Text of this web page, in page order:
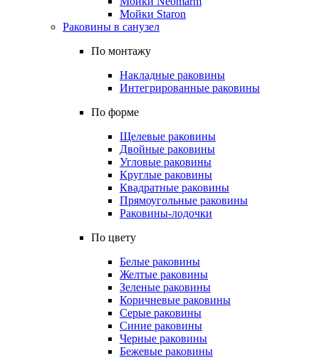
Мойки Staron
Раковины в санузел
По монтажу
Накладные раковины
Интегрированные раковины
По форме
Щелевые раковины
Двойные раковины
Угловые раковины
Круглые раковины
Квадратные раковины
Прямоугольные раковины
Раковины-лодочки
По цвету
Белые раковины
Желтые раковины
Зеленые раковины
Коричневые раковины
Серые раковины
Синие раковины
Черные раковины
Бежевые раковины